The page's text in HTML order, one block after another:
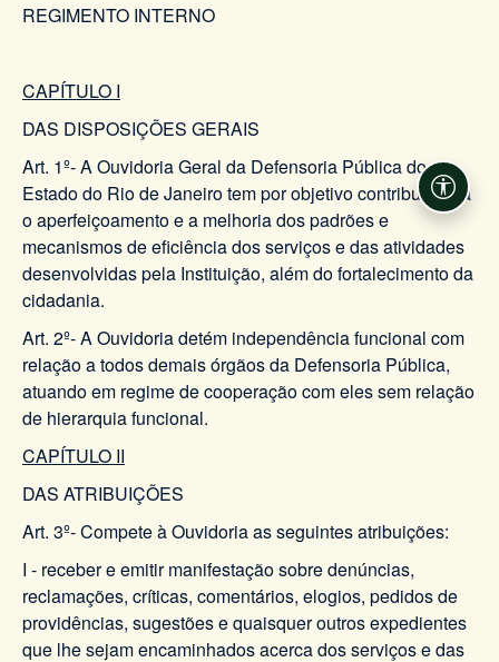
REGIMENTO INTERNO
CAPÍTULO I
DAS DISPOSIÇÕES GERAIS
Art. 1º- A Ouvidoria Geral da Defensoria Pública do
Estado do Rio de Janeiro tem por objetivo contribuir para
o aperfeiçoamento e a melhoria dos padrões e
mecanismos de eficiência dos serviços e das atividades
desenvolvidas pela Instituição, além do fortalecimento da
cidadania.
Art. 2º- A Ouvidoria detém independência funcional com
relação a todos demais órgãos da Defensoria Pública,
atuando em regime de cooperação com eles sem relação
de hierarquia funcional.
CAPÍTULO II
DAS ATRIBUIÇÕES
Art. 3º- Compete à Ouvidoria as seguintes atribuições:
I - receber e emitir manifestação sobre denúncias,
reclamações, críticas, comentários, elogios, pedidos de
providências, sugestões e quaisquer outros expedientes
que lhe sejam encaminhados acerca dos serviços e das